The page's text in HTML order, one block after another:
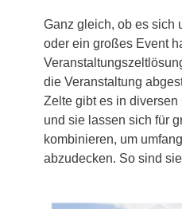
Ganz gleich, ob es sich
oder ein großes Event
die Veranstaltung
Zelte gibt es in
und sie lassen sich für
kombinieren, um
abzudecken. So sind